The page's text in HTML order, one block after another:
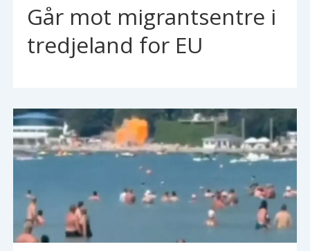
Går mot migrantsentre i
tredjeland for EU